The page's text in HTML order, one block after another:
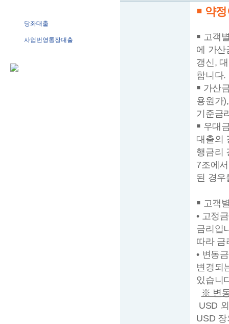
당좌대출
사업번영통장대출
￭ 약
￭ 고객
에 가산
갱신,
합니다.
￭ 가산
용원가
기준금
￭ 우대
대출의
행금리
7조에
된 경우
￭ 고객
• 고정
금리입
따라 금
• 변동
변경되
있습니
※ 변
USD
USD